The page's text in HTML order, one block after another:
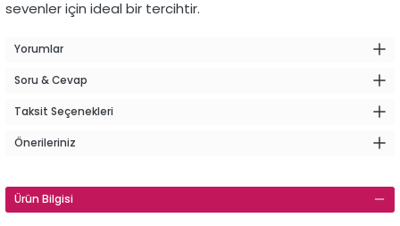
sevenleriçin ideal bir tercihtir.
Yorumlar
Soru & Cevap
Taksit Seçenekleri
Önerileriniz
Ürün Bilgisi